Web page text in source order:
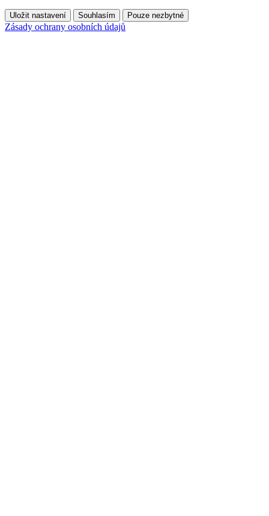
Uložit nastavení Souhlasím Pouze nezbytné
Zásady ochrany osobních údajů